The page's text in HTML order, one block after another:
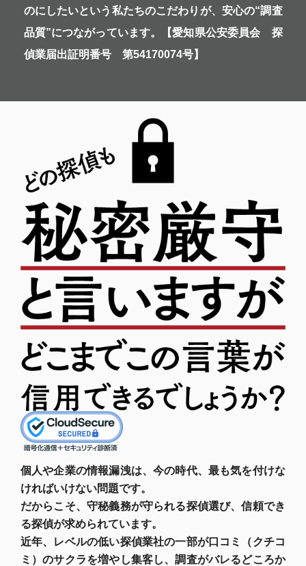
のにしたいという私たちのこだわりが、安心の“調査
品質”につながっています。【愛知県公安委員会 探
偵業届出証明番号 第54170074号】
個人や企業の情報漏洩は、今の時代、最も気を付けな
ければいけない問題です。
だからこそ、守秘義務が守られる探偵選び、信頼でき
る探偵が求められています。
近年、レベルの低い探偵業社の一部が口コミ（クチコ
ミ）のサクラを増やし集客し、調査がバレるどころか